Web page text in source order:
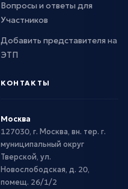
Вопросы и ответы для
Участников
Добавить представителя на
ЭТП
КОНТАКТЫ
Москва
127030, г. Москва, вн. тер. г.
муниципальный округ
Тверской, ул.
Новослободская, д. 20,
помещ. 26/1/2